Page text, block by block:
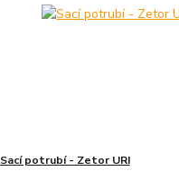
Sací potrubí - Zetor URI